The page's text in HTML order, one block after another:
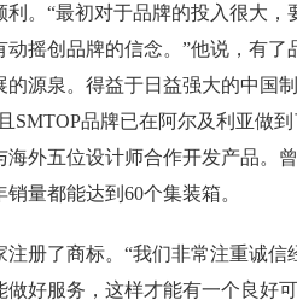
“最初对于品牌的投入很大，
摇创品牌的信念。”他说，有了
源泉。得益于日益强大的中国
SMTOP品牌已在阿尔及利亚做
外五位设计师合作开发产品。
量都能达到60个集装箱。
册了商标。“我们非常注重诚信
好服务，这样才能有一个良好